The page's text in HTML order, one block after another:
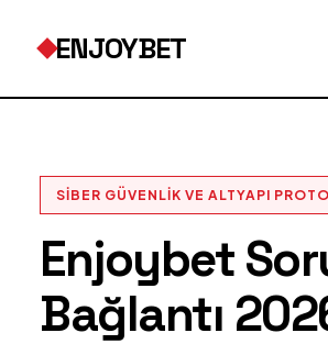
ENJOYBET
SIBER GÜVENLIK VE ALTYAPI
Enjoybet
Bağlantı